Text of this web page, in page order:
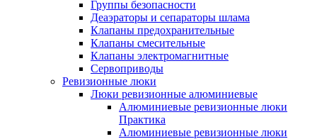
Группы безопасности
Деаэраторы и сепараторы шлама
Клапаны предохранительные
Клапаны смесительные
Клапаны электромагнитные
Сервоприводы
Ревизионные люки
Люки ревизионные алюминиевые
Алюминиевые ревизионные люки
Практика
Алюминиевые ревизионные люки